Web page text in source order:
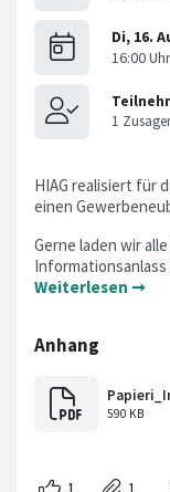
HIAG realisiert für
einen
Gerne laden wir
Informationsanlass
Weiterlesen ➞